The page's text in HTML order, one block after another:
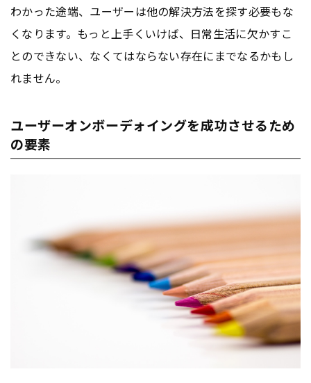
わかった途端、ユーザーは他の解決方法を探す必要もな
くなります。もっと上手くいけば、日常生活に欠かすこ
とのできない、なくてはならない存在にまでなるかもし
れません。
ユーザーオンボーデォイングを成功させるため
の要素